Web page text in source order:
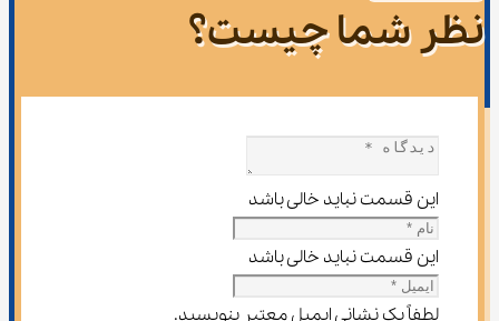
نظر شما چیست؟
این قسمت نباید خالی باشد
این قسمت نباید خالی باشد
لطفاً یک نشانی ایمیل معتبر بنویسید.